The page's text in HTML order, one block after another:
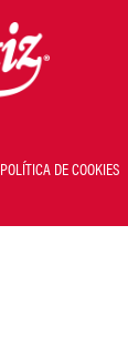
POLÍTICA DE COOKIES